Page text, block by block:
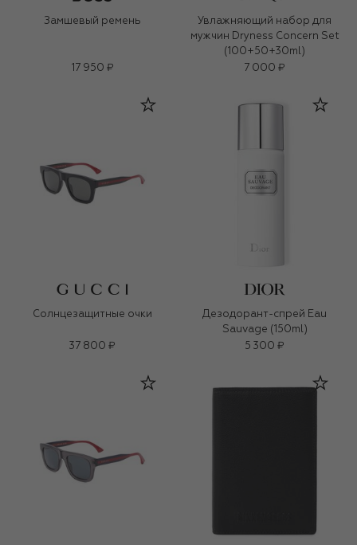
Замшевый ремень
17 950 ₽
Увлажняющий набор для
мужчин Dryness Concern Set
(100+50+30ml)
7 000 ₽
Солнцезащитные очки
37 800 ₽
Дезодорант-спрей Eau
Sauvage (150ml)
5 300 ₽